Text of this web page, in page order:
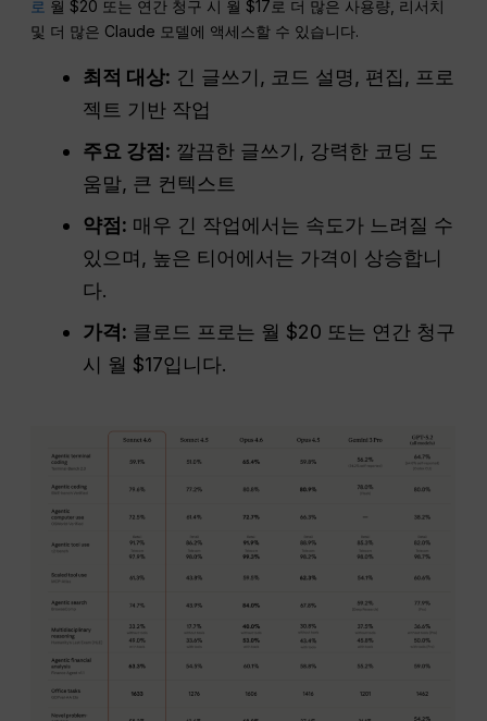
로 월 $20 또는 연간 청구 시 월 $17로 더 많은 사용량, 리서치
및 더 많은 Claude 모델에 액세스할 수 있습니다.
최적 대상: 긴 글쓰기, 코드 설명, 편집, 프로
젝트 기반 작업
주요 강점: 깔끔한 글쓰기, 강력한 코딩 도
움말, 큰 컨텍스트
약점: 매우 긴 작업에서는 속도가 느려질 수
있으며, 높은 티어에서는 가격이 상승합니
다.
가격: 클로드 프로는 월 $20 또는 연간 청구
시 월 $17입니다.